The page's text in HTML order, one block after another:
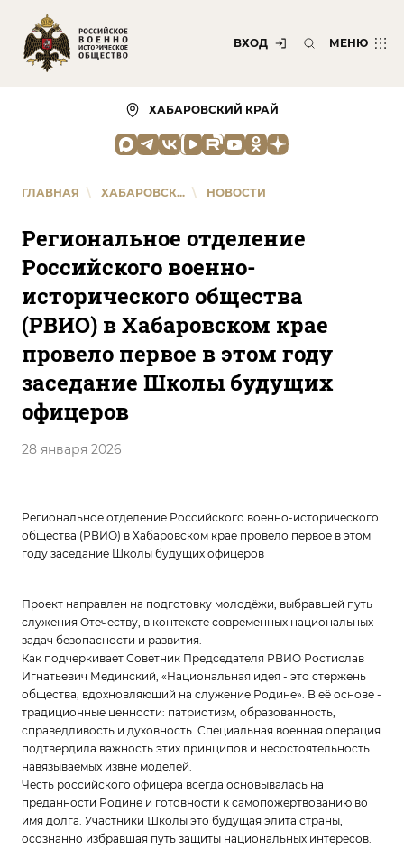
ВХОД МЕНЮ
ХАБАРОВСКИЙ КРАЙ
ГЛАВНАЯ \ ХАБАРОВСК... \ НОВОСТИ
Региональное отделение
Российского военно-
исторического общества
(РВИО) в Хабаровском крае
провело первое в этом году
заседание Школы будущих
офицеров
28 января 2026
Региональное отделение Российского военно-исторического
общества (РВИО) в Хабаровском крае провело первое в этом
году заседание Школы будущих офицеров
Проект направлен на подготовку молодёжи, выбравшей путь
служения Отечеству, в контексте современных национальных
задач безопасности и развития.
Как подчеркивает Советник Председателя РВИО Ростислав
Игнатьевич Мединский, «Национальная идея - это стержень
общества, вдохновляющий на служение Родине». В её основе -
традиционные ценности: патриотизм, образованность,
справедливость и духовность. Специальная военная операция
подтвердила важность этих принципов и несостоятельность
навязываемых извне моделей.
Честь российского офицера всегда основывалась на
преданности Родине и готовности к самопожертвованию во
имя долга. Участники Школы это будущая элита страны,
осознанно избравшая путь защиты национальных интересов.